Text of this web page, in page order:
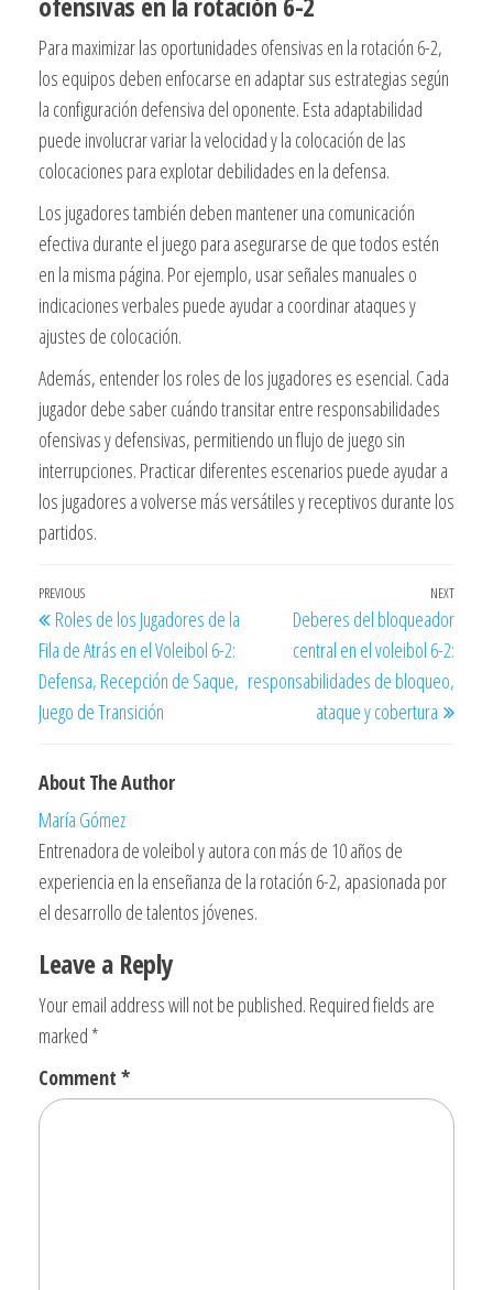
Para maximizar las oportunidades ofensivas en la rotación 6-2,
los equipos deben enfocarse en adaptar sus estrategias según
la configuración defensiva del oponente. Esta adaptabilidad
puede involucrar variar la velocidad y la colocación de las
colocaciones para explotar debilidades en la defensa.
Los jugadores también deben mantener una comunicación
efectiva durante el juego para asegurarse de que todos estén
en la misma página. Por ejemplo, usar señales manuales o
indicaciones verbales puede ayudar a coordinar ataques y
ajustes de colocación.
Además, entender los roles de los jugadores es esencial. Cada
jugador debe saber cuándo transitar entre responsabilidades
ofensivas y defensivas, permitiendo un flujo de juego sin
interrupciones. Practicar diferentes escenarios puede ayudar a
los jugadores a volverse más versátiles y receptivos durante los
partidos.
Post
navigation
Previous
Post
PREVIOUS
Roles de los Jugadores de la
Fila de Atrás en el Voleibol 6-2:
Defensa, Recepción de Saque,
Juego de Transición
Next
NEXT
Deberes del bloqueador
central en el voleibol 6-2:
responsabilidades de bloqueo,
ataque y cobertura
About The Author
María Gómez
Entrenadora de voleibol y autora con más de 10 años de
experiencia en la enseñanza de la rotación 6-2, apasionada por
el desarrollo de talentos jóvenes.
Leave a Reply
Your email address will not be published. Required fields are
marked *
Comment *